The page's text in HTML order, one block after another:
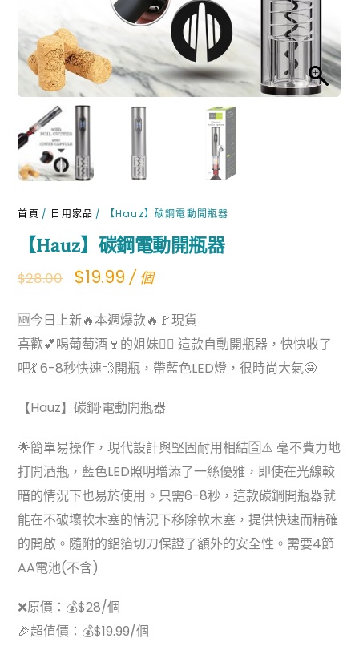
首頁 / 日用家品 / 【Hauz】碳鋼電動開瓶器
【Hauz】碳鋼電動開瓶器
$28.00
Original
was:
$28.00.
$19.99Current
is:
$19.99.
/ 個
🆕今日上新🔥本週爆款🔥🚩現貨
喜歡💕喝葡萄酒🍷的姐妹👯‍♀️ 這款自動開瓶器，快快收了
吧💃 6-8秒快速💨開瓶，帶藍色LED燈，很時尚大氣🤩
【Hauz】碳鋼·電動開瓶器
🌟簡單易操作，現代設計與堅固耐用相結🈴⚠️ 毫不費力地
打開酒瓶，藍色LED照明增添了一絲優雅，即使在光線較
暗的情況下也易於使用。只需6-8秒，這款碳鋼開瓶器就
能在不破壞軟木塞的情況下移除軟木塞，提供快速而精確
的開啟。隨附的鋁箔切刀保證了額外的安全性。需要4節
AA電池(不含)
❌原價：💰$28/個
🎉超值價：💰$19.99/個